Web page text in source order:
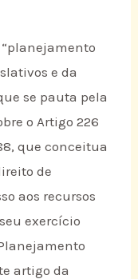
e da
se pauta pela
o Artigo 226
que conceitua
de
aos recursos
exercício
artigo da